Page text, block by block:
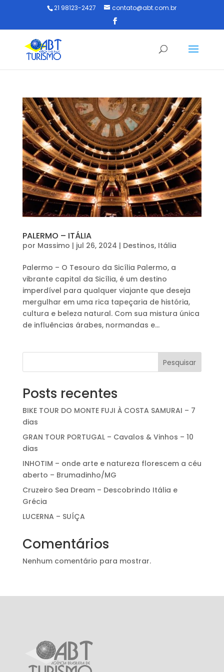
21 98123-2427 contato@abt.com.br
PALERMO – ITÁLIA
por Massimo | jul 26, 2024 | Destinos, Itália
Palermo – O Tesouro da Sicília Palermo, a
vibrante capital da Sicília, é um destino
imperdível para qualquer viajante que deseja
mergulhar em uma rica tapeçaria de história,
cultura e beleza natural. Com sua mistura única
de influências árabes, normandas e...
Pesquisar
Posts recentes
BIKE TOUR DO MONTE FUJI À COSTA SAMURAI – 7
dias
GRAN TOUR PORTUGAL – Cavalos & Vinhos – 10
dias
INHOTIM – onde arte e natureza florescem a céu
aberto – Brumadinho/MG
Cruzeiro Sea Dream – Descobrindo Itália e
Grécia
LUCERNA – SUÍÇA
Comentários
Nenhum comentário para mostrar.